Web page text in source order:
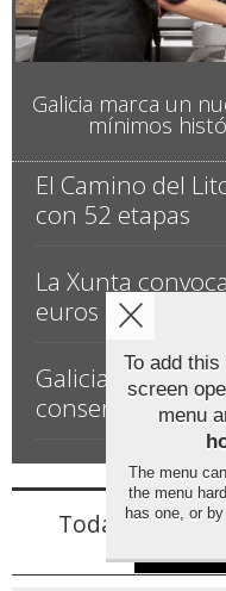
Galicia marca un
mínimos
El Camino del
con 52 etapas
La Xunta
euros anuales
Galicia inviste
conservar as
Toda la
Aviso
lista de
nuestra
To add
screen
menu
The menu
the menu
has one, or